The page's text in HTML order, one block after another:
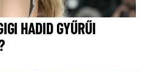
HADID GYŰRŰI